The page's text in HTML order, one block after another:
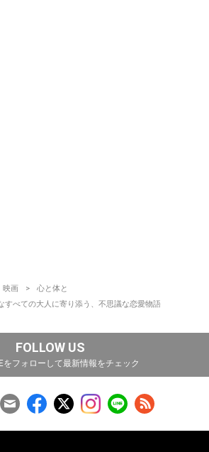
映画
心と体と
すべての大人に寄り添う、不思議な恋愛物語
FOLLOW US
をフォローして最新情報をチェック